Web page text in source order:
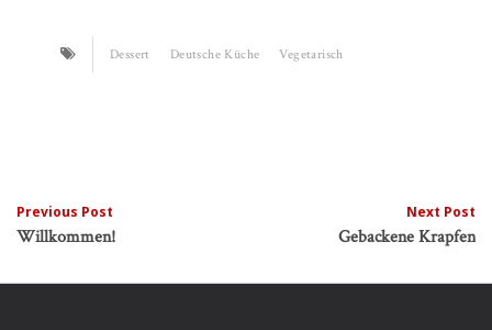
Dessert Deutsche Küche Vegetarisch
Post
Previous Post
Willkommen!
Next Post
Gebackene Krapfen